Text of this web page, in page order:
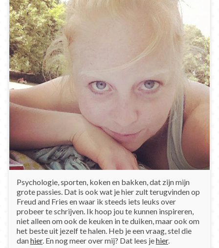
Psychologie, sporten, koken en bakken, dat zijn mijn
grote passies. Dat is ook wat je hier zult terugvinden op
Freud and Fries en waar ik steeds iets leuks over
probeer te schrijven. Ik hoop jou te kunnen inspireren,
niet alleen om ook de keuken in te duiken, maar ook om
het beste uit jezelf te halen. Heb je een vraag, stel die
danhier. En nog meer over mij? Dat lees jehier.